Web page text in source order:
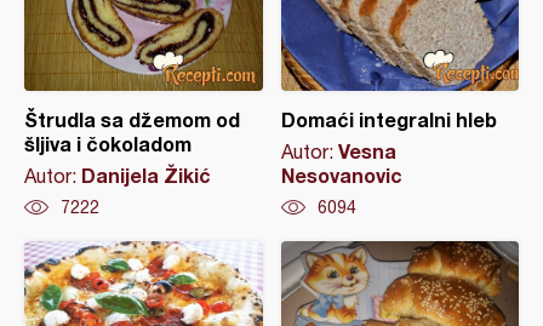
Štrudla sa džemom od
šljiva i čokoladom
Autor: Danijela Žikić
7222
Domaći integralni hleb
Autor: Vesna
Nesovanovic
6094